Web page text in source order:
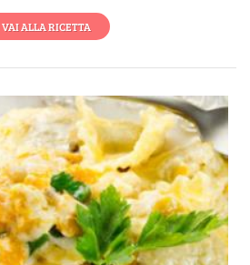
VAI ALLA RICETTA